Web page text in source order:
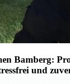
Bamberg:
und